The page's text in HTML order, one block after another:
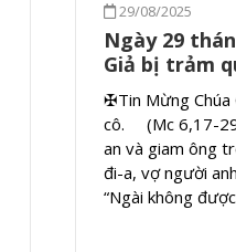
29/08/2025
Ngày 29
Giả bị trảm
✠Tin Mừng
cô. (Mc 6,17-
an và giam ông
đi-a, vợ người
“Ngài không